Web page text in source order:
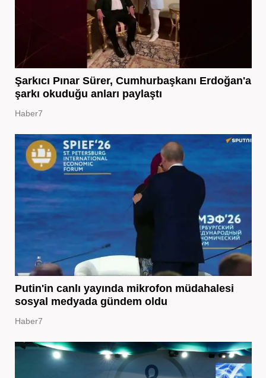
Şarkıcı Pınar Sürer, Cumhurbaşkanı Erdoğan'a
şarkı okuduğu anları paylaştı
Haber7
Putin'in canlı yayında mikrofon müdahalesi
sosyal medyada gündem oldu
Haber7